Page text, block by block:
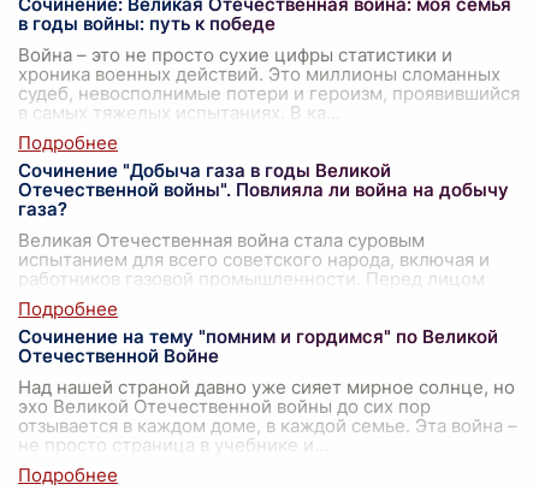
в годы войны: путь к победе
Война – это не просто сухие цифры статистики и
хроника военных действий. Это миллионы сломанных
судеб, невосполнимые потери и героизм, проявившийся
в самых тяжелых испытаниях. В ка
Сочинение "Добыча газа в годы Великой
Отечественной войны". Повлияла ли война на добычу
газа?
Великая Отечественная война стала суровым
испытанием для всего советского народа, включая и
работников газовой промышленности. Перед лицом
смертельной угрозы, нависшей над страной,
Сочинение на тему "помним и гордимся" по Великой
Отечественной Войне
Над нашей страной давно уже сияет мирное солнце, но
эхо Великой Отечественной войны до сих пор
отзывается в каждом доме, в каждой семье. Эта война –
не просто страница в учебнике и